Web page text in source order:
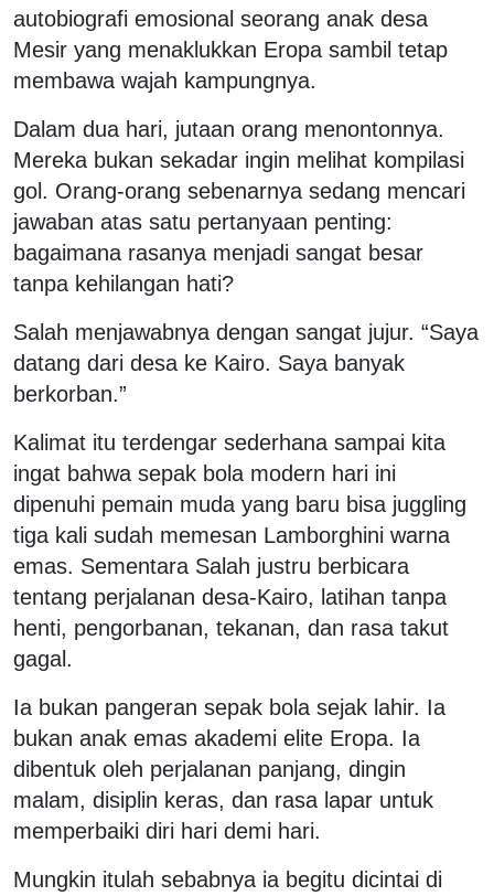
autobiografi emosional seorang anak desa
Mesir yang menaklukkan Eropa sambil tetap
membawa wajah kampungnya.
Dalam dua hari, jutaan orang menontonnya.
Mereka bukan sekadar ingin melihat kompilasi
gol. Orang-orang sebenarnya sedang mencari
jawaban atas satu pertanyaan penting:
bagaimana rasanya menjadi sangat besar
tanpa kehilangan hati?
Salah menjawabnya dengan sangat jujur. “Saya
datang dari desa ke Kairo. Saya banyak
berkorban.”
Kalimat itu terdengar sederhana sampai kita
ingat bahwa sepak bola modern hari ini
dipenuhi pemain muda yang baru bisa juggling
tiga kali sudah memesan Lamborghini warna
emas. Sementara Salah justru berbicara
tentang perjalanan desa-Kairo, latihan tanpa
henti, pengorbanan, tekanan, dan rasa takut
gagal.
Ia bukan pangeran sepak bola sejak lahir. Ia
bukan anak emas akademi elite Eropa. Ia
dibentuk oleh perjalanan panjang, dingin
malam, disiplin keras, dan rasa lapar untuk
memperbaiki diri hari demi hari.
Mungkin itulah sebabnya ia begitu dicintai di